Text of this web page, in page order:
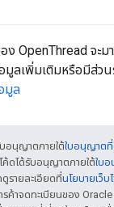
ง OpenThread จะม
มูลเพิ่มเติมหรือมีส่วน
มูล
บอนุญาตภายใต้ใบอนุญาต
ค้ดได้รับอนุญาตภายใต้ใบ
ดูรายละเอียดที่นโยบายเว็
ค้าจดทะเบียนของ